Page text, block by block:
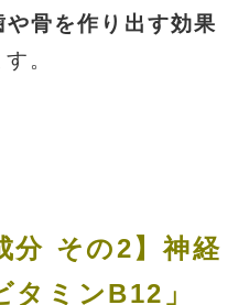
や骨を作り出す効果
。
分 その2】神経
タミンB12」